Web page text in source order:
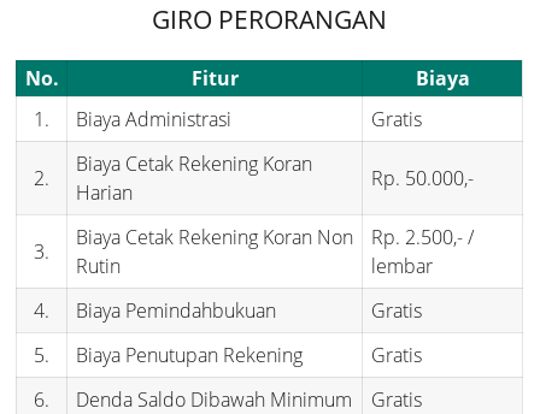
GIRO PERORANGAN
No. Fitur
Biaya
1.
Biaya Administrasi Gratis
2.
Biaya Cetak Rekening Koran
Harian
Rp. 50.000,-
3.
Biaya Cetak Rekening Koran Non
Rutin
Rp. 2.500,- /
lembar
4.
Biaya Pemindahbukuan
Gratis
5.
Biaya Penutupan Rekening
Gratis
6.
Denda Saldo Dibawah Minimum Gratis